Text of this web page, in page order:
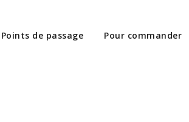
Points de passage Pour commander